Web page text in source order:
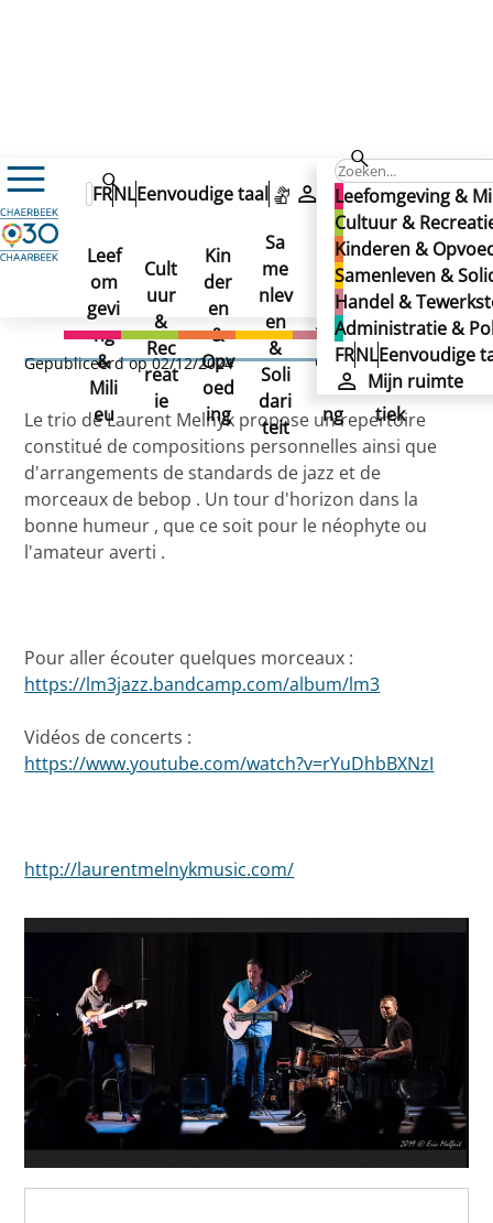
Leefomgeving &
Cultuur &
Kinderen &
Samenleven &
Handel &
Administratie &
FRNLEenvoudige
Mijn ruimte
FRNLEenvoudige taal Mijn ruimte
Leef
om
gevi
ng
&
Mili
eu
Cult
uur
&
Rec
reat
ie
Kin
der
en
&
Opv
oed
ing
Sa
me
nlev
en
&
Soli
dari
teit
Han
del
&
Tew
erks
telli
ng
Ad
min
istr
atie
&
Poli
tiek
Cultuur & Recreatie
MUZIK1030
MUZIK1030 ARTISTS
LM3 (Laurent Melnyk Trio)
LM3 (Laurent Melnyk
Trio)
LM3 (Laurent Melnyk Trio)
Gepubliceerd op 02/12/2024
Le trio de Laurent Melnyk propose un repertoire
constitué de compositions personnelles ainsi que
d'arrangements de standards de jazz et de
morceaux de bebop . Un tour d'horizon dans la
bonne humeur , que ce soit pour le néophyte ou
l'amateur averti .
Pour aller écouter quelques morceaux :
https://lm3jazz.bandcamp.com/album/lm3
Vidéos de concerts :
https://www.youtube.com/watch?v=rYuDhbBXNzI
http://laurentmelnykmusic.com/